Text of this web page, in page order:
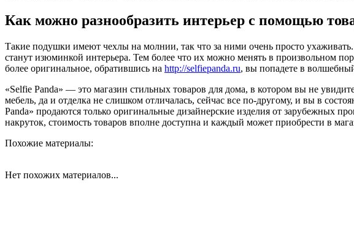
Как можно разнообразить интерьер с помощью
Такие подушки имеют чехлы на молнии, так что за ними очень просто
станут изюминкой интерьера. Тем более что их можно менять в произвольном
более оригинальное, обратившись на http://selfiepanda.ru, вы попадете в
«Selfie Panda» — это магазин стильных товаров для дома, в котором вы не
мебель, да и отделка не слишком отличалась, сейчас все по-другому, и вы в
Panda» продаются только оригинальные дизайнерские изделия от зарубежных
накруток, стоимость товаров вполне доступна и каждый может приобрести в
Похожие материалы:
Нет похожих материалов...